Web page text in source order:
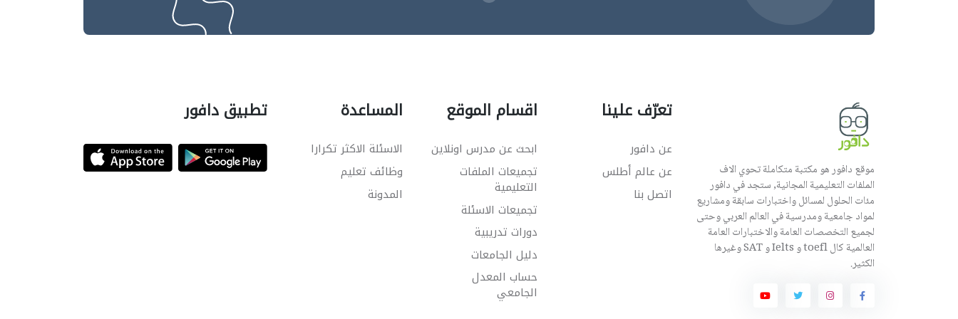
موقع دافور هو مكتبة متكاملة تحوي الاف
الملفات التعليمية المجانية, ستجد في دافور
مئات الحلول لمسائل واختبارات سابقة ومشاريع
لمواد جامعية ومدرسية في العالم العربي وحتى
لجميع التخصصات العامة والاختبارات العامة
العالمية كال toefl و Ielts و SAT وغيرها
الكثير.
تعرّف علينا
عن دافور
عن عالم أطلس
اتصل بنا
اقسام الموقع
ابحث عن مدرس اونلاين
تجميعات الملفات
التعليمية
تجميعات الاسئلة
دورات تدريبية
دليل الجامعات
حساب المعدل
الجامعي
المساعدة
الاسئلة الاكثر تكرارا
وظائف تعليم
المدونة
تطبيق دافور